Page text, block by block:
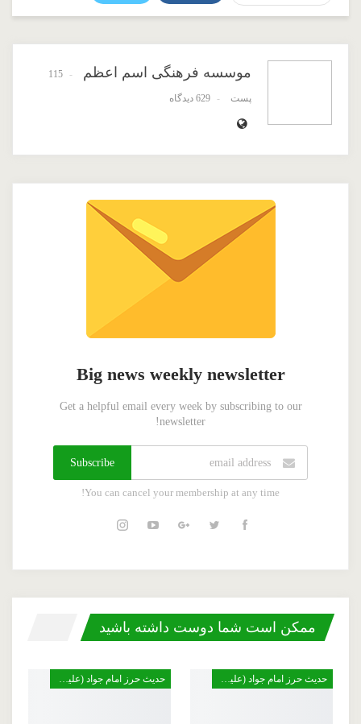
Google+
ReddIt
WhatsApp
Pinterest پست الکترونیک
موسسه فرهنگی اسم اعظم 115
پست 629 دیدگاه
Big news weekly newsletter
Get a helpful email every week by subscribing to our
newsletter!
Subscribe
You can cancel your membership at any time!
ممکن است شما دوست داشته باشید
حدیث حرز امام جواد (علیه السلام) حدیث حرز امام جواد (علیه السلام)